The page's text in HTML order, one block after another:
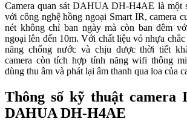
Camera quan sát DAHUA DH-H4AE là một
với công nghệ hồng ngoại Smart IR, camera
nét không chỉ ban ngày mà còn ban đêm
ngoại lên đến 10m. Với chất liệu vỏ nhựa chắc
năng chống nước và chịu được thời tiết
camera còn tích hợp tính năng wifi thông
dùng thu âm và phát lại âm thanh qua loa của
Thông số kỹ thuật camera
DAHUA DH-H4AE